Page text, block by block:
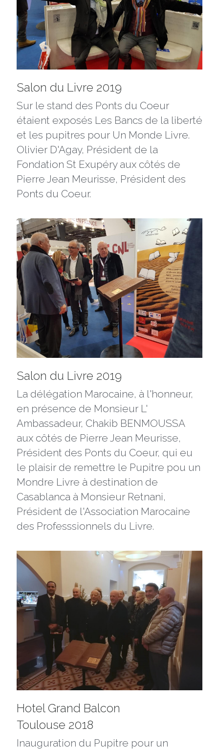
Salon du Livre 2019
Sur le stand des Ponts du Coeur
étaient exposés Les Bancs de la liberté
et les pupitres pour Un Monde Livre.
Olivier D'Agay, Président de la
Fondation St Exupéry aux côtés de
Pierre Jean Meurisse, Président des
Ponts du Coeur.
Salon du Livre 2019
La délégation Marocaine, à l'honneur,
en présence de Monsieur L'
Ambassadeur, Chakib BENMOUSSA
aux côtés de Pierre Jean Meurisse,
Président des Ponts du Coeur, qui eu
le plaisir de remettre le Pupitre pou un
Mondre Livre à destination de
Casablanca à Monsieur Retnani,
Président de l'Association Marocaine
des Professsionnels du Livre.
Hotel Grand Balcon
Toulouse 2018
Inauguration du Pupitre pour un